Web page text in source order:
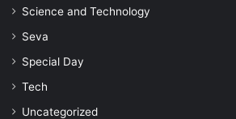
Science and Technology
Seva
Special Day
Tech
Uncategorized